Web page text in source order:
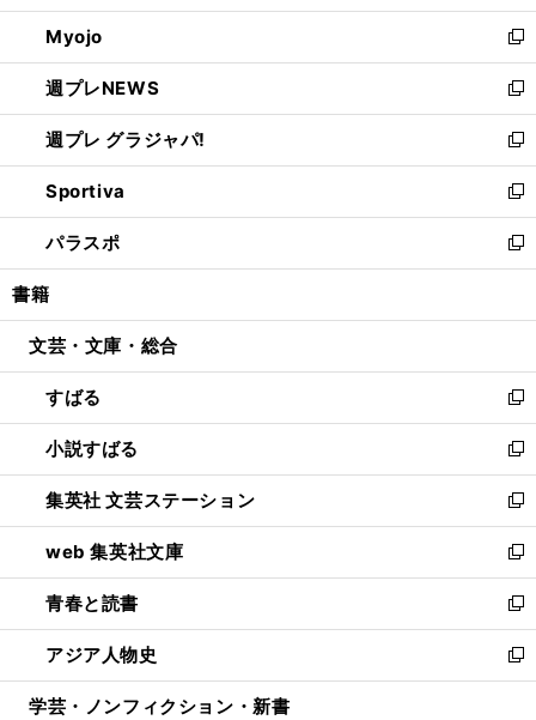
開
く
ウ
で
開
く
ン
ド
ウ
で
開
く
ウ
ィ
ン
ド
ウ
で
開
く
Myojo
新
し
い
ウ
ィ
ン
ド
ウ
で
開
週プレNEWS
新
し
い
ウ
ィ
ン
ド
ウ
開
週プレ グラジャパ!
新
し
い
ウ
ィ
ン
ウ
開
く
Sportiva
新
し
い
ウ
ン
ウ
で
開
く
パラスポ
新
し
ウ
ン
ド
ウ
で
開
く
書籍
文芸・文庫・総合
すばる
新
し
い
ウ
ィ
ン
ド
ウ
で
開
く
小説すばる
新
し
い
ウ
ィ
ン
ド
ウ
で
開
集英社 文芸ステーション
新
し
い
ウ
ィ
ン
ド
ウ
web 集英社文庫
新
し
い
ウ
ィ
ン
青春と読書
新
し
い
ウ
アジア人物史
新
し
学芸・ノンフィクション・新書